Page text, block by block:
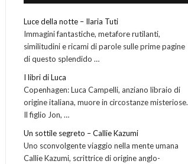
Luce della notte – Ilaria Tuti
Immagini fantastiche, metafore rutilanti,
similitudini e ricami di parole sulle prime pagine
di questo splendido …
I libri di Luca
Copenhagen: Luca Campelli, anziano libraio di
origine italiana, muore in circostanze misteriose.
Il figlio Jon, …
Un sottile segreto – Callie Kazumi
Uno sconvolgente viaggio nella mente umana
Callie Kazumi, scrittrice di origine anglo-